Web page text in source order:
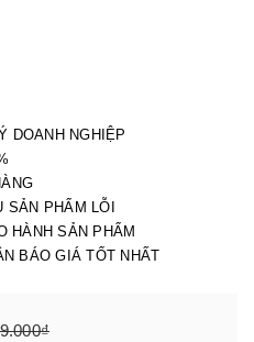
DOANH NGHIỆP
SẢN PHẨM LỖI
HÀNH SẢN PHẨM
BÁO GIÁ TỐT NHẤT